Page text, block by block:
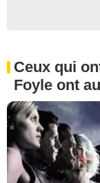
Ceux qui
Foyle ont